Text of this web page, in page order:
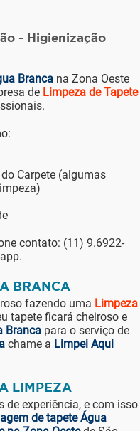
- Higienização
Brancana Zona Oeste
de Limpeza de Tapete
Carpete (algumas
contato: (11) 9.6922-
BRANCA
fazendo uma Limpeza
tapete ficará cheiroso e
Brancapara o serviço de
chame a Limpei Aqui
LIMPEZA
experiência, e com isso
de tapete Água